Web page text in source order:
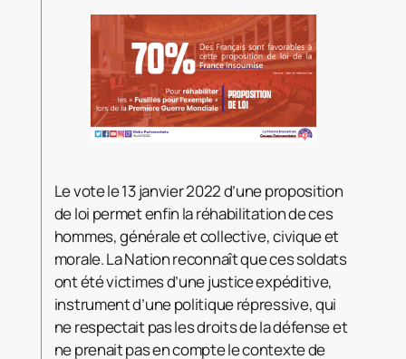
Le vote le 13 janvier 2022 d’une proposition
de loi permet enfin la réhabilitation de ces
hommes, générale et collective, civique et
morale. La Nation reconnaît que ces soldats
ont été victimes d’une justice expéditive,
instrument d’une politique répressive, qui
ne respectait pas les droits de la défense et
ne prenait pas en compte le contexte de